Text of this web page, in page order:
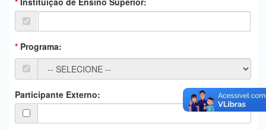
Ministério da Ciência, Tecnologia, Inovações e Comunicações
Ministério do Turismo
Controladoria-Geral da União
Programa:
Participante Externo: